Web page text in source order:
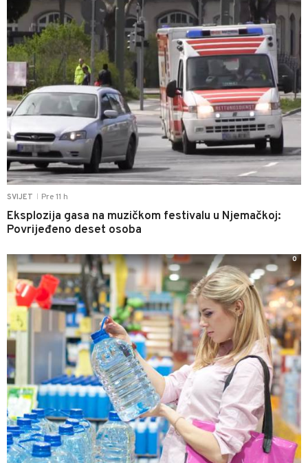
SVIJET Pre 11 h
Eksplozija gasa na muzičkom festivalu u Njemačkoj:
Povrijeđeno deset osoba
0